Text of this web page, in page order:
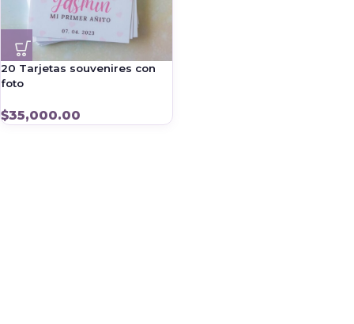
20 Tarjetas souvenires con
foto
$35,000.00